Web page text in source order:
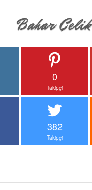
0
Takipçi
382
Takipçi